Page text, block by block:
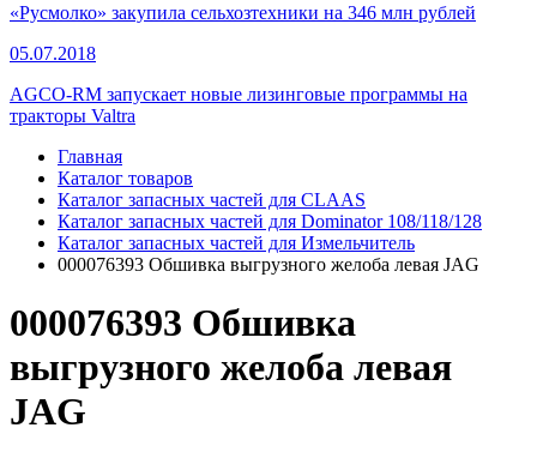
«Русмолко» закупила сельхозтехники на 346 млн рублей
05.07.2018
AGCO-RM запускает новые лизинговые программы на
тракторы Valtra
Главная
Каталог товаров
Каталог запасных частей для CLAAS
Каталог запасных частей для Dominator 108/118/128
Каталог запасных частей для Измельчитель
000076393 Обшивка выгрузного желоба левая JAG
000076393 Обшивка
выгрузного желоба левая
JAG